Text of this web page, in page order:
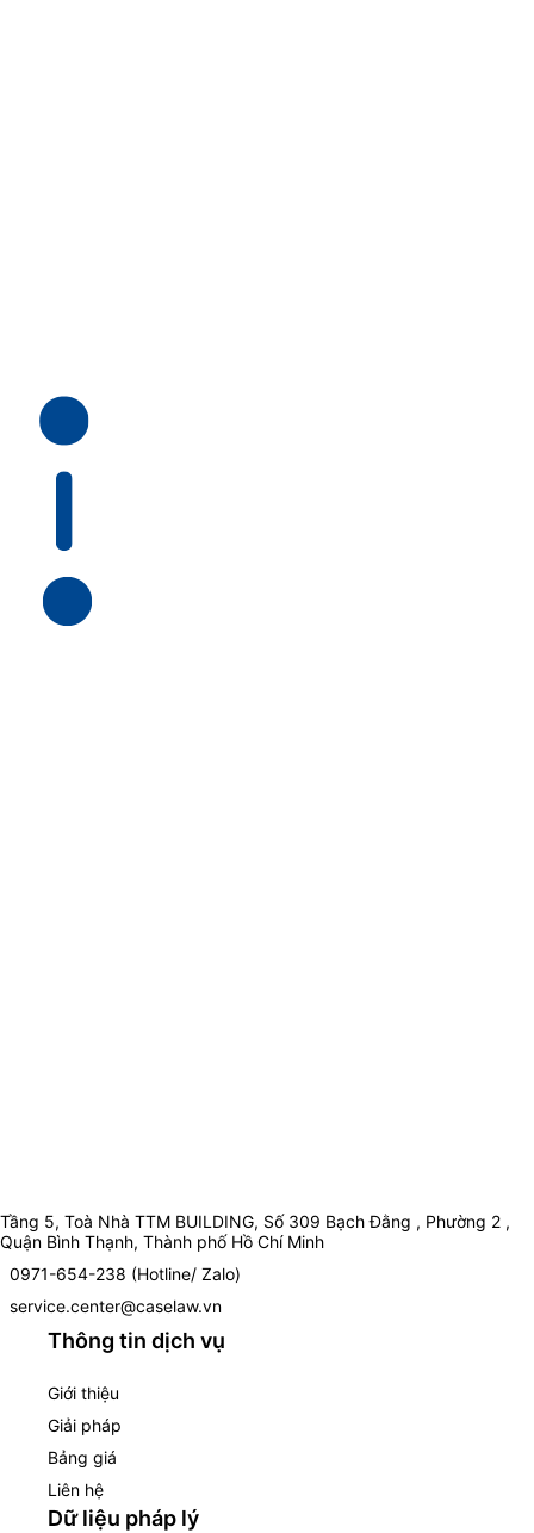
Tầng 5, Toà Nhà TTM BUILDING, Số 309 Bạch Đằng , Phường 2 ,
Quận Bình Thạnh, Thành phố Hồ Chí Minh
0971-654-238 (Hotline/ Zalo)
service.center@caselaw.vn
Thông tin dịch vụ
Giới thiệu
Giải pháp
Bảng giá
Liên hệ
Dữ liệu pháp lý